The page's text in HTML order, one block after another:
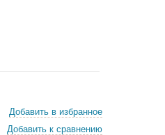
Добавить в избранное
Добавить к сравнению